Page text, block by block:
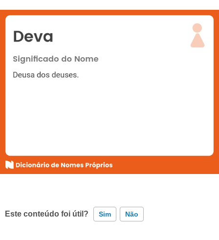
Este conteúdo foi útil? Sim Não